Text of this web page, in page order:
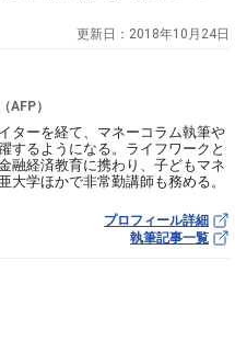
更新日： 2018年10月24日
AFP）
ターを経て、マネーコラム執筆や
するようになる。ライフワークと
融経済教育に携わり、子どもマネ
大学ほかで非常勤講師も務める。
プロフィール詳細
執筆記事一覧